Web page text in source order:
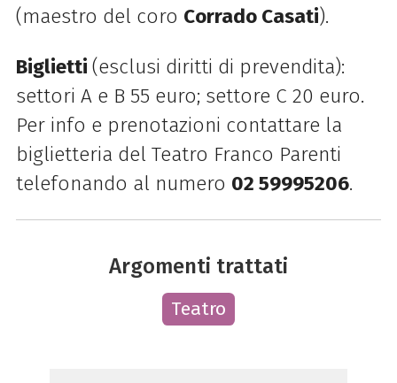
(maestro del coro Corrado Casati).
Biglietti (esclusi diritti di prevendita):
settori A e B 55 euro; settore C 20 euro.
Per info e prenotazioni contattare la
biglietteria del Teatro Franco Parenti
telefonando al numero 02 59995206.
Argomenti trattati
Teatro